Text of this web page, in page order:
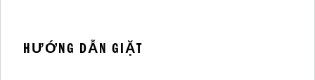
HƯỚNG DẪN GIẶT